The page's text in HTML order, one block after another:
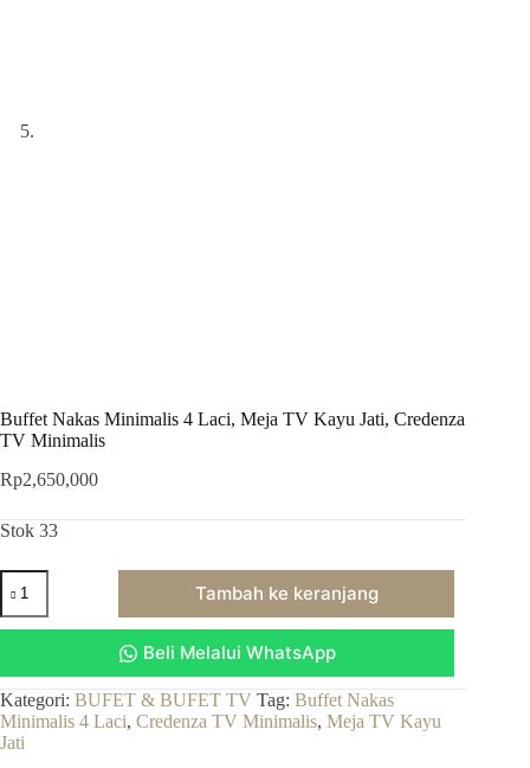
Buffet Nakas Minimalis 4 Laci, Meja TV Kayu Jati, Credenza
TV Minimalis
Rp2,650,000
Stok 33
Kuantitas
Buffet
Nakas
Laci,
Meja
TV
Kayu
Tambah ke keranjang
Beli Melalui WhatsApp
Kategori: BUFET & BUFET TV Tag: Buffet Nakas
Minimalis 4 Laci, Credenza TV Minimalis, Meja TV Kayu
Jati